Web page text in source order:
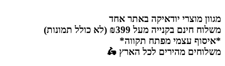
לתוכן
מגוון מוצרי יודאיקה באתר אחד
משלוח חינם בקנייה מעל ₪399 (לא כולל תמונות)
*איסוף עצמי מפתח תקווה*
משלוחים מהירים לכל הארץ 🛵